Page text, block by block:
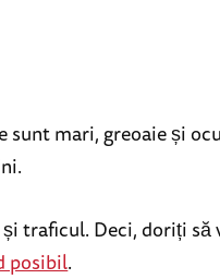
mari, greoaie și
traficul. Deci, doriți să
posibil.